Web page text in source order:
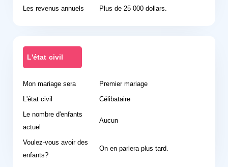
Les revenus annuels
Plus de 25 000 dollars.
L'état civil
Mon mariage sera
Premier mariage
L'état civil
Célibataire
Le nombre d'enfants
actuel
Aucun
Voulez-vous avoir des
enfants?
On en parlera plus tard.